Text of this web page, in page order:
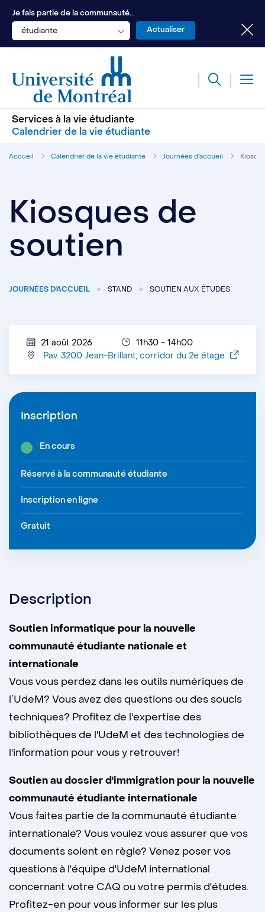
Je fais partie de la communauté...
étudiante
Services à la vie étudiante
Calendrier de la vie étudiante
Accueil Calendrier de la vie étudiante Journées d'accueil
Kiosques de
soutien
JOURNÉES D'ACCUEIL STAND SOUTIEN AUX ÉTUDES
21 août 2026
11h30 - 14h00
Pav. 3200 Jean-Brillant, corridor du 2e étage
Inscription
En cours
Réservé à la communauté étudiante
Inscription en ligne
Gratuit
Description
Soutien informatique pour la nouvelle
communauté étudiante nationale et
internationale
Vous vous perdez dans les outils numériques de
l’UdeM? Vous avez des questions ou des soucis
techniques? Profitez de l'expertise des
bibliothèques de l'UdeM et des technologies de
l'information pour vous y retrouver!
Soutien au dossier d'immigration pour la nouvelle
communauté étudiante internationale
Vous faites partie de la communauté étudiante
internationale? Vous voulez vous assurer que vos
documents soient en règle? Venez poser vos
questions à l'équipe d'UdeM international
concernant votre CAQ ou votre permis d'études.
Profitez-en pour vous informer sur les plus